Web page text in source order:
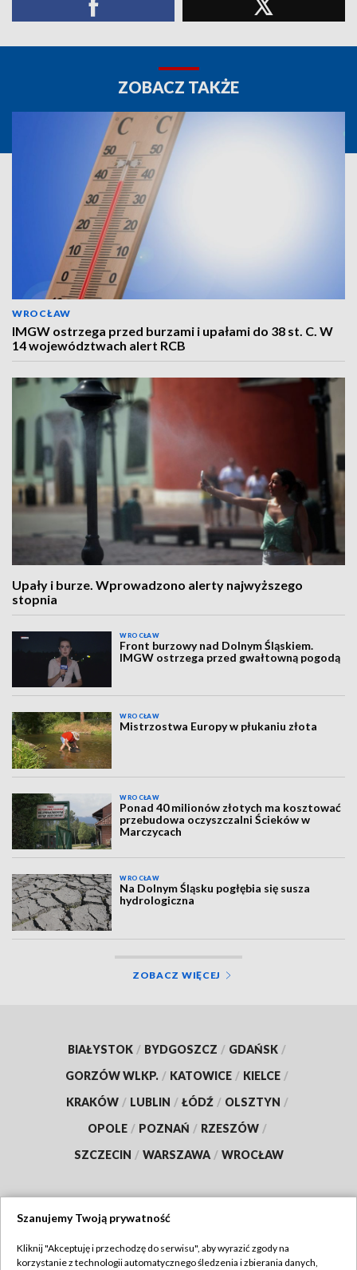
ZOBACZ TAKŻE
WROCŁAW
IMGW ostrzega przed burzami i upałami do 38 st. C. W
14 województwach alert RCB
Upały i burze. Wprowadzono alerty najwyższego
stopnia
WROCŁAW
Front burzowy nad Dolnym Śląskiem.
IMGW ostrzega przed gwałtowną pogodą
WROCŁAW
Mistrzostwa Europy w płukaniu złota
WROCŁAW
Ponad 40 milionów złotych ma kosztować
przebudowa oczyszczalni Ścieków w
Marczycach
WROCŁAW
Na Dolnym Śląsku pogłębia się susza
hydrologiczna
ZOBACZ WIĘCEJ
BIAŁYSTOK / BYDGOSZCZ / GDAŃSK /
GORZÓW WLKP. / KATOWICE / KIELCE /
KRAKÓW / LUBLIN / ŁÓDŹ / OLSZTYN /
OPOLE / POZNAŃ / RZESZÓW /
SZCZECIN / WARSZAWA / WROCŁAW
TVP
Szanujemy Twoją prywatność
Kliknij "Akceptuję i przechodzę do serwisu", aby wyrazić zgody na
korzystanie z technologii automatycznego śledzenia i zbierania danych,